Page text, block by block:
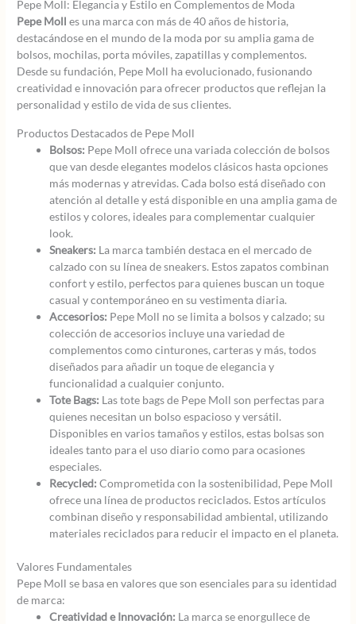
Pepe Moll: Elegancia y Estilo en Complementos de Moda
Pepe Moll es una marca con más de 40 años de historia,
destacándose en el mundo de la moda por su amplia gama de
bolsos, mochilas, porta móviles, zapatillas y complementos.
Desde su fundación, Pepe Moll ha evolucionado, fusionando
creatividad e innovación para ofrecer productos que reflejan la
personalidad y estilo de vida de sus clientes.
Productos Destacados de Pepe Moll
Bolsos: Pepe Moll ofrece una variada colección de bolsos
que van desde elegantes modelos clásicos hasta opciones
más modernas y atrevidas. Cada bolso está diseñado con
atención al detalle y está disponible en una amplia gama de
estilos y colores, ideales para complementar cualquier
look.
Sneakers: La marca también destaca en el mercado de
calzado con su línea de sneakers. Estos zapatos combinan
confort y estilo, perfectos para quienes buscan un toque
casual y contemporáneo en su vestimenta diaria.
Accesorios: Pepe Moll no se limita a bolsos y calzado; su
colección de accesorios incluye una variedad de
complementos como cinturones, carteras y más, todos
diseñados para añadir un toque de elegancia y
funcionalidad a cualquier conjunto.
Tote Bags: Las tote bags de Pepe Moll son perfectas para
quienes necesitan un bolso espacioso y versátil.
Disponibles en varios tamaños y estilos, estas bolsas son
ideales tanto para el uso diario como para ocasiones
especiales.
Recycled: Comprometida con la sostenibilidad, Pepe Moll
ofrece una línea de productos reciclados. Estos artículos
combinan diseño y responsabilidad ambiental, utilizando
materiales reciclados para reducir el impacto en el planeta.
Valores Fundamentales
Pepe Moll se basa en valores que son esenciales para su identidad
de marca:
Creatividad e Innovación: La marca se enorgullece de